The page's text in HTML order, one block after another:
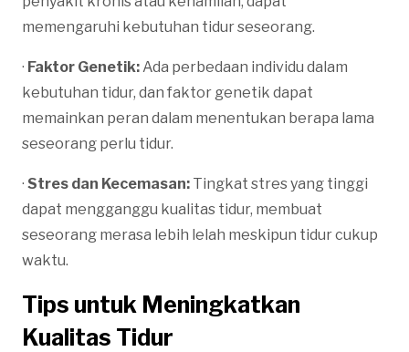
memengaruhi kebutuhan tidur seseorang.
· Faktor Genetik:Ada perbedaan individu dalam
kebutuhan tidur, dan faktor genetik dapat
memainkan peran dalam menentukan berapa lama
seseorang perlu tidur.
· Stres dan Kecemasan: Tingkat stres yang tinggi
dapat mengganggu kualitas tidur, membuat
seseorang merasa lebih lelah meskipun tidur cukup
waktu.
Tips untuk Meningkatkan
Kualitas Tidur